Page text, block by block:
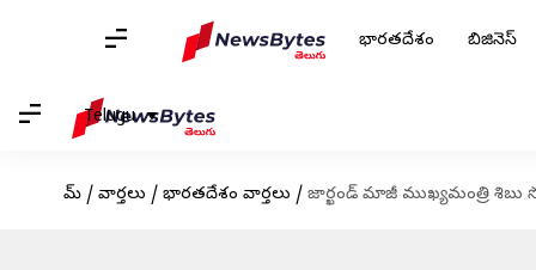
భారతదేశం బిజినెస్
Telugu
హోమ్ / వార్తలు / భారతదేశం వార్తలు / జార్ఖండ్ మాజీ ముఖ్యమంత్రి శిబు